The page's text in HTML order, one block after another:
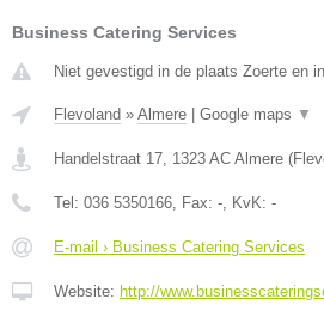
Business Catering Services
Niet gevestigd in de plaats Zoerte en
Flevoland » Almere | Google maps ▼
Handelstraat 17 1323 AC Almere (
Tel: 036 5350166 , Fax: - , KvK: -
E-mail › Business Catering Services
Website: http://